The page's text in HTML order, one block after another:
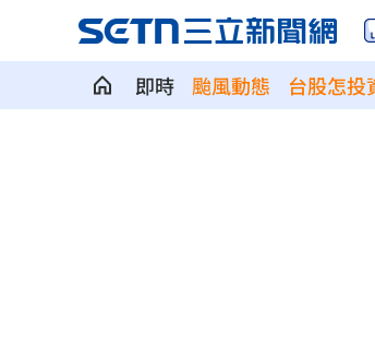
即時 颱風動態 台股怎投